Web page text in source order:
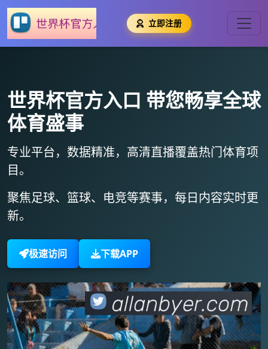
立即注册
世界杯官方入口 带您畅享全球
体育盛事
专业平台，数据精准， 高清直播覆盖热门体育项
目。
聚焦足球、篮球、电竞等赛事， 每日内容实时更
新。
极速访问 下载APP